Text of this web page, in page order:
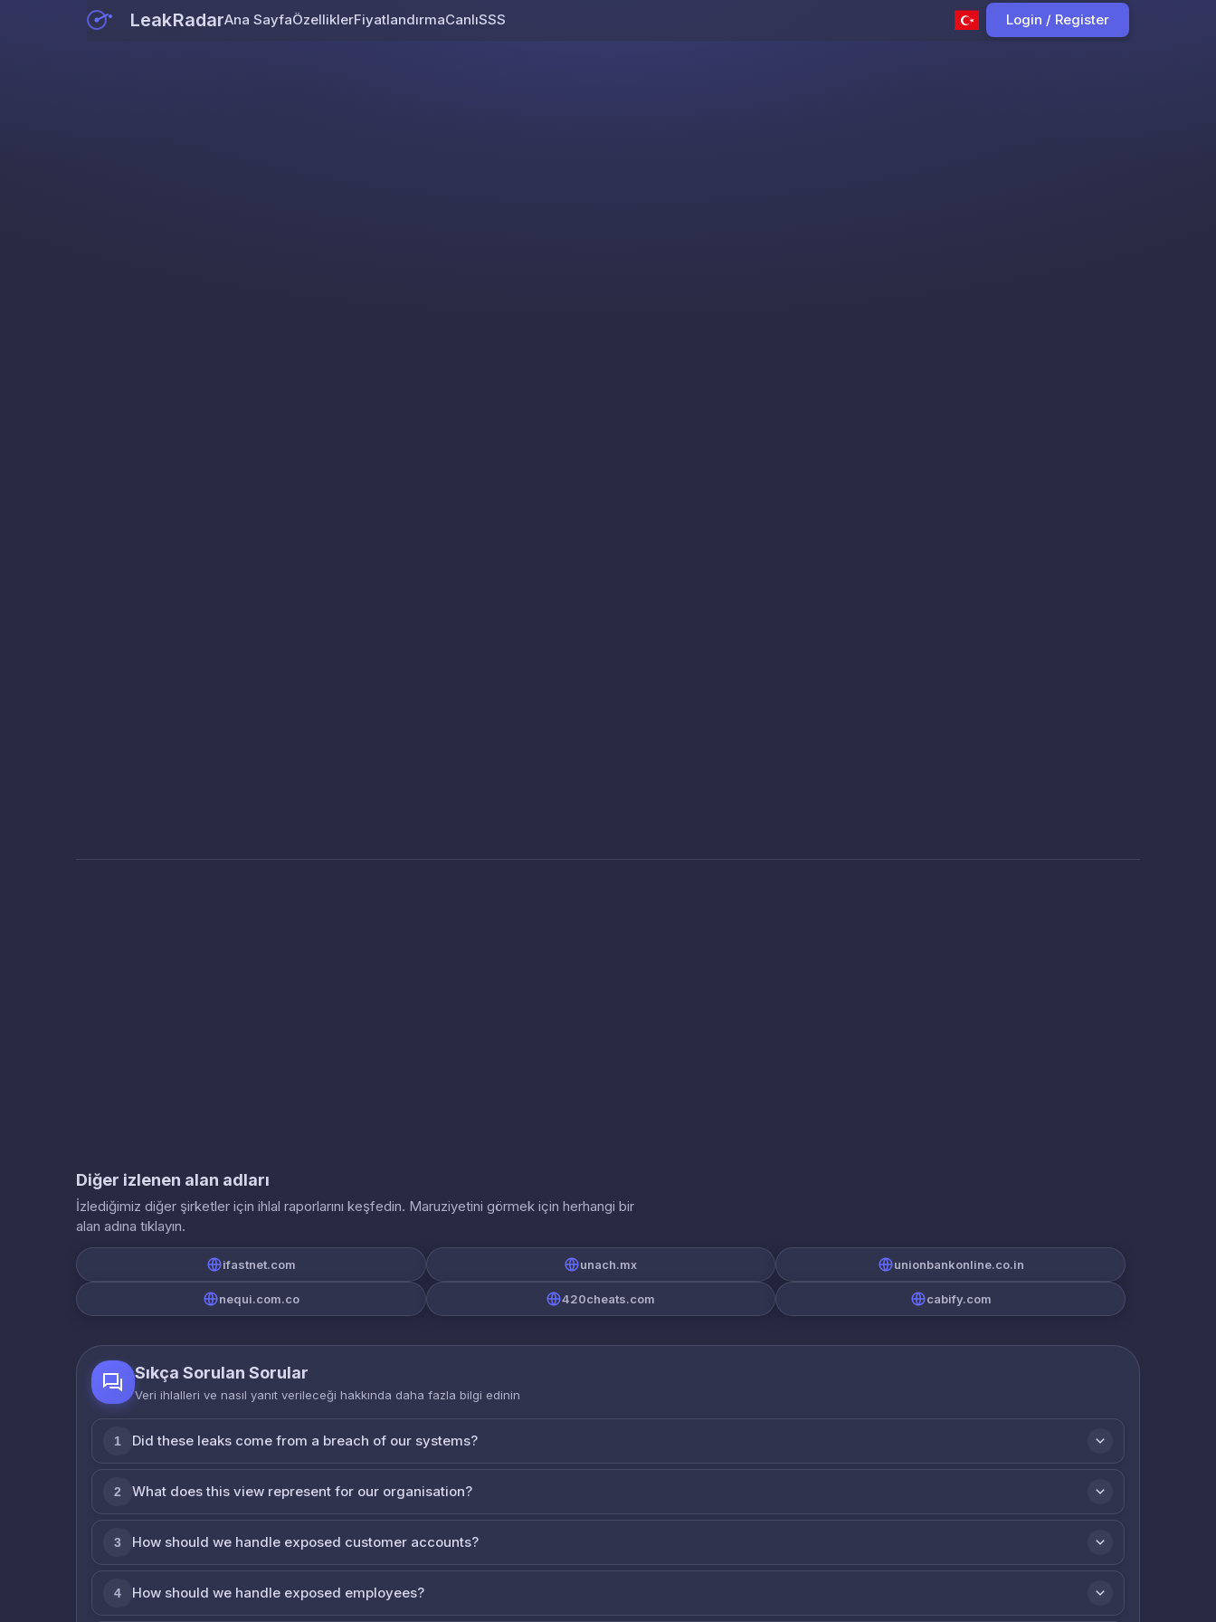
LeakRadarAna SayfaÖzelliklerFiyatlandırmaCanlıSSS Login / Register
Diğer izlenen alan adları
İzlediğimiz diğer şirketler için ihlal raporlarını keşfedin. Maruziyetini görmek için herhangi bir
alan adına tıklayın.
ifastnet.com unach.mx unionbankonline.co.in
nequi.com.co 420cheats.com cabify.com
Sıkça Sorulan Sorular
Veri ihlalleri ve nasıl yanıt verileceği hakkında daha fazla bilgi edinin
1 Did these leaks come from a breach of our systems?
2 What does this view represent for our organisation?
3 How should we handle exposed customer accounts?
4 How should we handle exposed employees?